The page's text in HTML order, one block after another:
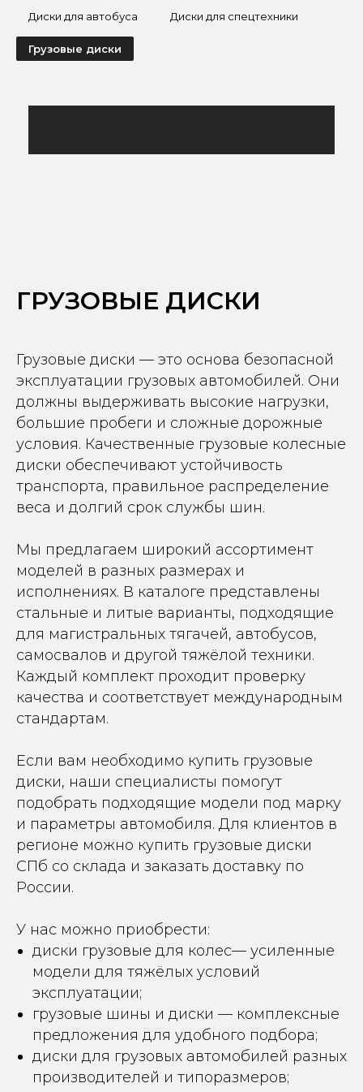
Диски для автобуса Диски для спецтехники
Грузовые диски
ГРУЗОВЫЕ ДИСКИ
Грузовые диски — это основа безопасной
эксплуатации грузовых автомобилей. Они
должны выдерживать высокие нагрузки,
большие пробеги и сложные дорожные
условия. Качественные грузовые колесные
диски обеспечивают устойчивость
транспорта, правильное распределение
веса и долгий срок службы шин.
Мы предлагаем широкий ассортимент
моделей в разных размерах и
исполнениях. В каталоге представлены
стальные и литые варианты, подходящие
для магистральных тягачей, автобусов,
самосвалов и другой тяжёлой техники.
Каждый комплект проходит проверку
качества и соответствует международным
стандартам.
Если вам необходимо купить грузовые
диски, наши специалисты помогут
подобрать подходящие модели под марку
и параметры автомобиля. Для клиентов в
регионе можно купить грузовые диски
СПб со склада и заказать доставку по
России.
У нас можно приобрести:
диски грузовые для колес— усиленные
модели для тяжёлых условий
эксплуатации;
грузовые шины и диски — комплексные
предложения для удобного подбора;
диски для грузовых автомобилей разных
производителей и типоразмеров;